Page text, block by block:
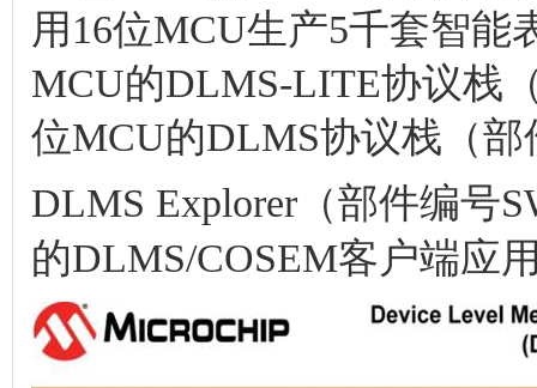
用16位MCU生产5千套智能
MCU的DLMS-LITE协议栈
位MCU的DLMS协议栈（部
DLMS Explorer（部件编号
的DLMS/COSEM客户端应